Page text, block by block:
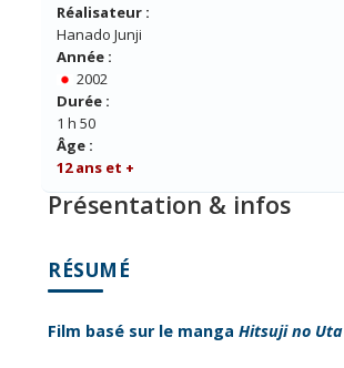
Réalisateur :
Hanado Junji
Année :
2002
Durée :
1 h 50
Âge :
12 ans et +
Présentation & infos
RÉSUMÉ
Film basé sur le manga Hitsuji no Uta